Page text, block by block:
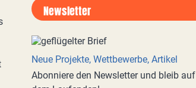
Newsletter
Neue Projekte, Wettbewerbe, Artikel
Abonniere den Newsletter und bleib auf